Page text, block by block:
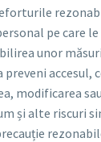
pe care
unor
accesul,
modificarea
și alte riscuri